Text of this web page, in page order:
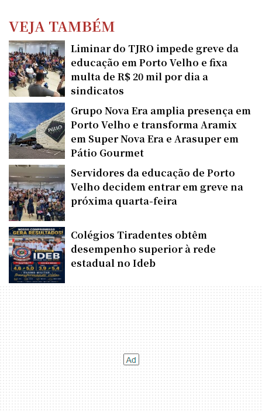
VEJA TAMBÉM
Liminar do TJRO impede greve da
educação em Porto Velho e fixa
multa de R$ 20 mil por dia a
sindicatos
Grupo Nova Era amplia presença em
Porto Velho e transforma Aramix
em Super Nova Era e Arasuper em
Pátio Gourmet
Servidores da educação de Porto
Velho decidem entrar em greve na
próxima quarta-feira
Colégios Tiradentes obtêm
desempenho superior à rede
estadual no Ideb